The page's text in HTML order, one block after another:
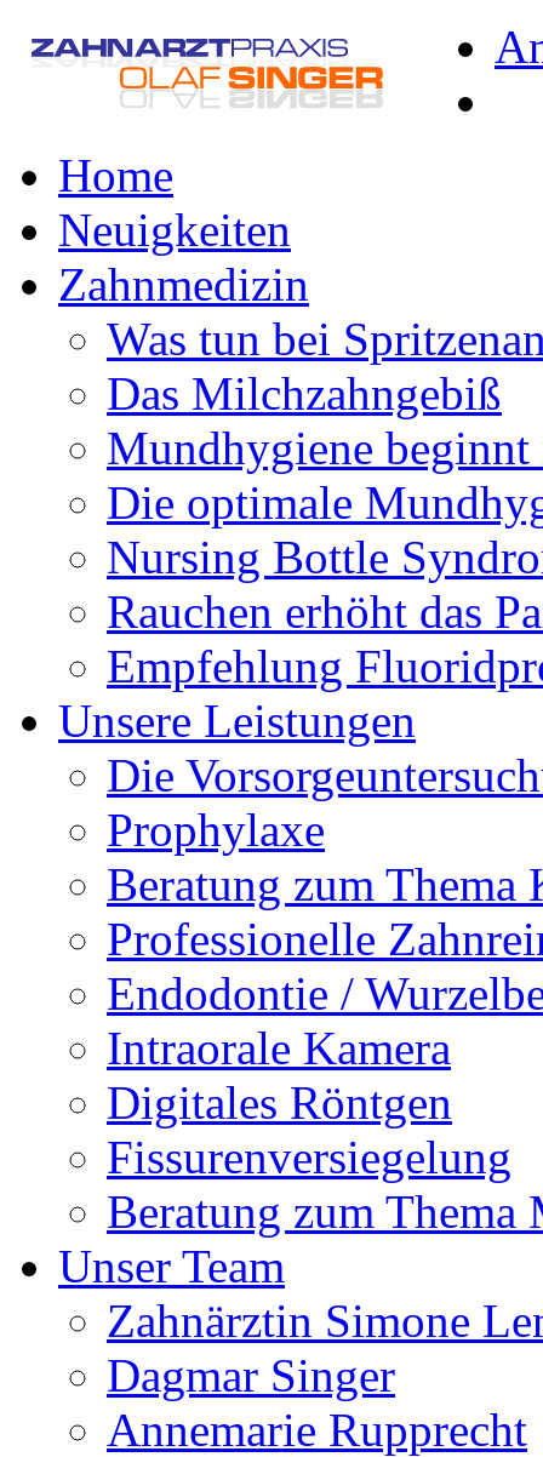
Home
Neuigkeiten
Zahnmedizin
Was tun bei
Das Milchzahngebiß
Mundhygiene beginnt
Die optimale
Nursing Bottle
Rauchen erhöht das
Empfehlung
Unsere Leistungen
Die
Prophylaxe
Beratung zum Thema
Professionelle
Endodontie /
Intraorale Kamera
Digitales Röntgen
Fissurenversiegelung
Beratung zum Thema
Unser Team
Zahnärztin Simone
Dagmar Singer
Annemarie Rupprecht